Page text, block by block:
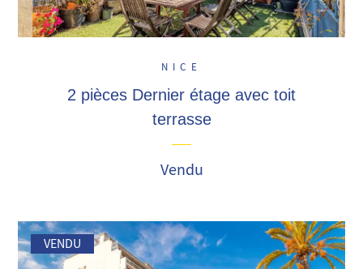
NICE
2 pièces Dernier étage avec toit
terrasse
Vendu
VENDU